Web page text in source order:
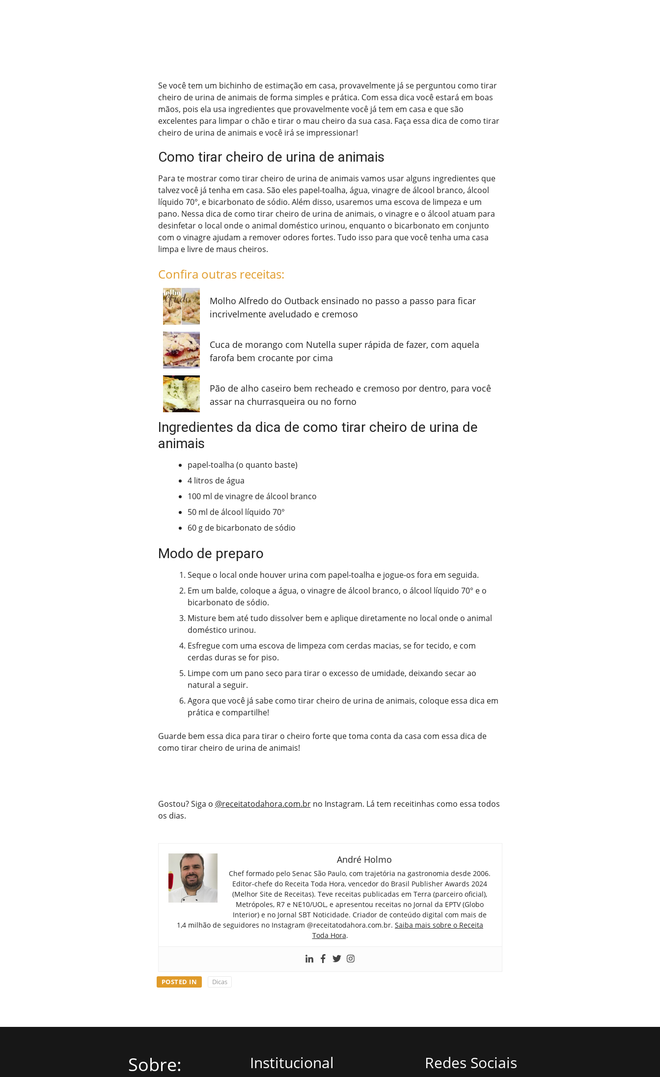
Se você tem um bichinho de estimação em casa, provavelmente já se perguntou como tirar
cheiro de urina de animais de forma simples e prática. Com essa dica você estará em boas
mãos, pois ela usa ingredientes que provavelmente você já tem em casa e que são
excelentes para limpar o chão e tirar o mau cheiro da sua casa. Faça essa dica de como tirar
cheiro de urina de animais e você irá se impressionar!
Como tirar cheiro de urina de animais
Para te mostrar como tirar cheiro de urina de animais vamos usar alguns ingredientes que
talvez você já tenha em casa. São eles papel-toalha, água, vinagre de álcool branco, álcool
líquido 70°, e bicarbonato de sódio. Além disso, usaremos uma escova de limpeza e um
pano. Nessa dica de como tirar cheiro de urina de animais, o vinagre e o álcool atuam para
desinfetar o local onde o animal doméstico urinou, enquanto o bicarbonato em conjunto
com o vinagre ajudam a remover odores fortes. Tudo isso para que você tenha uma casa
limpa e livre de maus cheiros.
Confira outras receitas:
Molho Alfredo do Outback ensinado no passo a passo para ficar
incrivelmente aveludado e cremoso
Cuca de morango com Nutella super rápida de fazer, com aquela
farofa bem crocante por cima
Pão de alho caseiro bem recheado e cremoso por dentro, para você
assar na churrasqueira ou no forno
Ingredientes da dica de como tirar cheiro de urina de
animais
papel-toalha (o quanto baste)
4 litros de água
100 ml de vinagre de álcool branco
50 ml de álcool líquido 70°
60 g de bicarbonato de sódio
Modo de preparo
Seque o local onde houver urina com papel-toalha e jogue-os fora em seguida.
Em um balde, coloque a água, o vinagre de álcool branco, o álcool líquido 70° e o
bicarbonato de sódio.
Misture bem até tudo dissolver bem e aplique diretamente no local onde o animal
doméstico urinou.
Esfregue com uma escova de limpeza com cerdas macias, se for tecido, e com
cerdas duras se for piso.
Limpe com um pano seco para tirar o excesso de umidade, deixando secar ao
natural a seguir.
Agora que você já sabe como tirar cheiro de urina de animais, coloque essa dica em
prática e compartilhe!
Guarde bem essa dica para tirar o cheiro forte que toma conta da casa com essa dica de
como tirar cheiro de urina de animais!
Gostou? Siga o @receitatodahora.com.brno Instagram. Lá tem receitinhas como essa todos
os dias.
André Holmo
Chef formado pelo Senac São Paulo, com trajetória na gastronomia desde 2006.
Editor-chefe do Receita Toda Hora, vencedor do Brasil Publisher Awards 2024
(Melhor Site de Receitas). Teve receitas publicadas em Terra (parceiro oficial),
Metrópoles, R7 e NE10/UOL, e apresentou receitas no Jornal da EPTV (Globo
Interior) e no Jornal SBT Noticidade. Criador de conteúdo digital com mais de
1,4 milhão de seguidores no Instagram @receitatodahora.com.br. Saiba mais sobre o Receita
Toda Hora.
POSTED IN Dicas
Sobre: Institucional Redes Sociais